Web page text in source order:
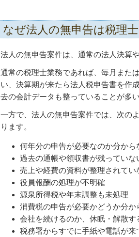
なぜ法人の無申告は税理
法人の無申告案件は、通常の法人決算
通常の税理士業務であれば、毎月また
い、決算期が来たら法人税申告書を作
去の会計データも整っていることが多い
一方で、法人の無申告案件では、次の
ります。
何年分の申告が必要なのか分から
過去の通帳や領収書が残っていな
売上や経費の資料が整理されてい
役員報酬の処理が不明確
源泉所得税や年末調整も未処理
消費税の申告が必要かどうか分か
会社を続けるのか、休眠・解散す
税務署からすでに手紙や電話が来